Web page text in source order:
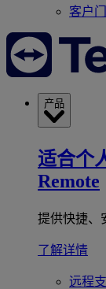
客户
产品
适合个
Remote
提供快捷、
了解详情
远程